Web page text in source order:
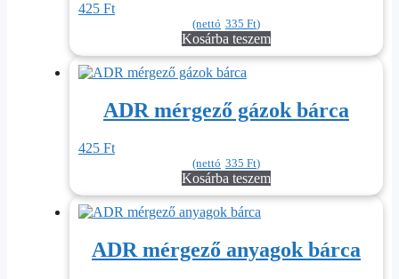
425 Ft
(nettó 335 Ft)
Kosárba teszem
ADR mérgező gázok bárca
425 Ft
(nettó 335 Ft)
Kosárba teszem
ADR mérgező anyagok bárca